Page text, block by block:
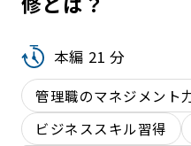
本編 21 分
管理職のマネジメント
ビジネススキル習得